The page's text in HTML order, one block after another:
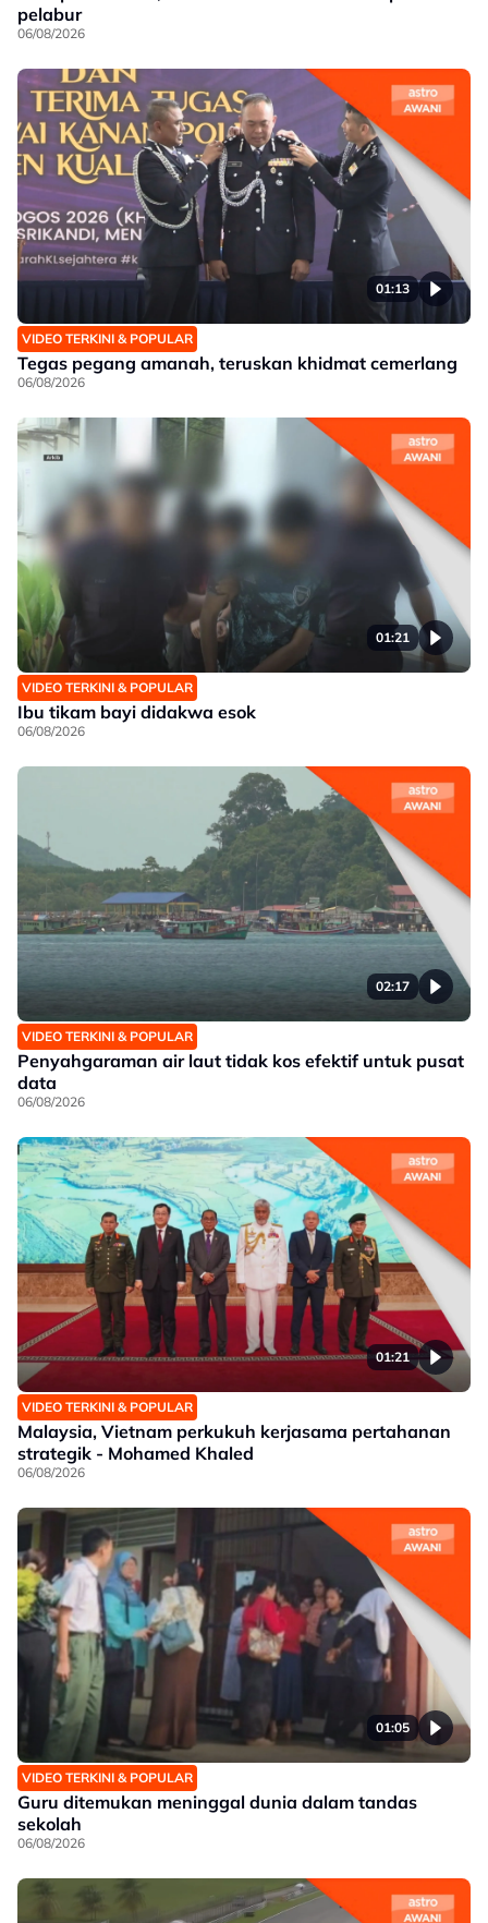
pelabur
06/08/2026
01:13
VIDEO TERKINI & POPULAR
Tegas pegang amanah, teruskan khidmat cemerlang
06/08/2026
01:21
VIDEO TERKINI & POPULAR
Ibu tikam bayi didakwa esok
06/08/2026
02:17
VIDEO TERKINI & POPULAR
Penyahgaraman air laut tidak kos efektif untuk pusat
data
06/08/2026
01:21
VIDEO TERKINI & POPULAR
Malaysia, Vietnam perkukuh kerjasama pertahanan
strategik - Mohamed Khaled
06/08/2026
01:05
VIDEO TERKINI & POPULAR
Guru ditemukan meninggal dunia dalam tandas
sekolah
06/08/2026